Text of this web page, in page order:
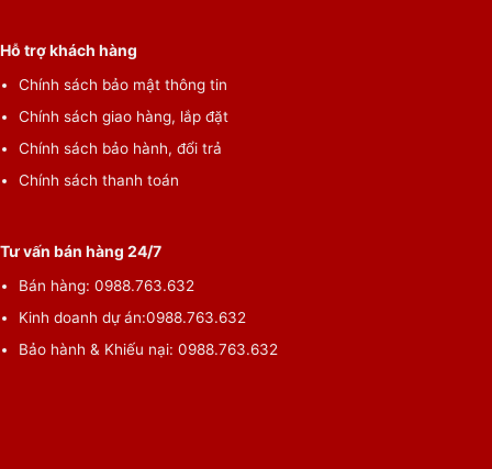
Hỗ trợ khách hàng
Chính sách bảo mật thông tin
Chính sách giao hàng, lắp đặt
Chính sách bảo hành, đổi trả
Chính sách thanh toán
Tư vấn bán hàng 24/7
Bán hàng:0988.763.632
Kinh doanh dự án:0988.763.632
Bảo hành & Khiếu nại:0988.763.632